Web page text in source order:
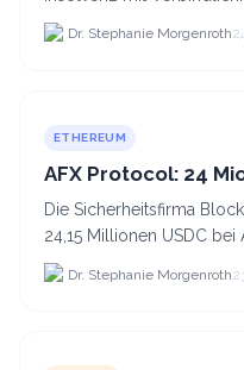
plant den Verkauf zweier
Dr. Stephanie Morgenroth
ETHEREUM
AFX Protocol: 24
Die Sicherheitsfirma
24,15 Millionen USDC bei
Dr. Stephanie Morgenroth